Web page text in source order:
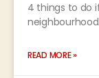
4 things to do
neighbourhood.
READ MORE »